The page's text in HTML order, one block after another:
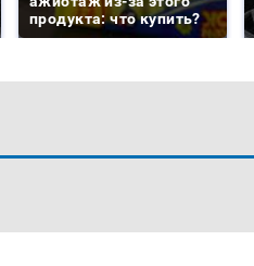
продукта: что купить?